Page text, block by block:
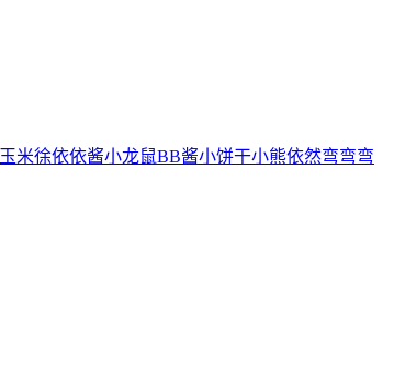
玉米徐依依酱小龙鼠BB酱小饼干小熊依然弯弯弯